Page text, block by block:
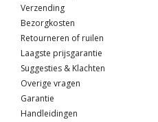
Verzending
Bezorgkosten
Retourneren of ruilen
Laagste prijsgarantie
Suggesties & Klachten
Overige vragen
Garantie
Handleidingen